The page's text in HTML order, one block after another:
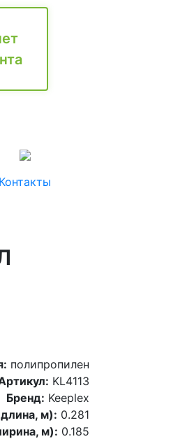
Контакты
полипропилен
KL4113
Бренд: Keeplex
м): 0.281
м): 0.185